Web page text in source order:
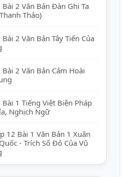
Bài 2 Văn Bản Đàn Ghi Ta
Thảo)
2 Văn Bản Tây Tiến Của
Bài 2 Văn Bản Cảm Hoài
Bài 1 Tiếng Việt Biện Pháp
Nghịch Ngữ
12 Bài 1 Văn Bản 1 Xuân
- Trích Số Đỏ Của Vũ